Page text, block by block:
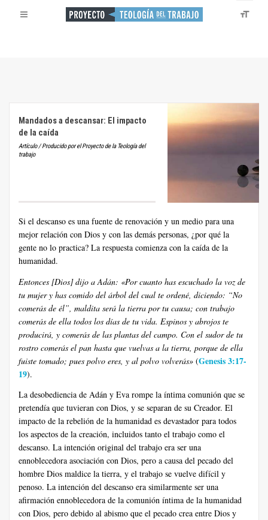
Mandados a descansar: El impacto
de la caída
Artículo / Producido por el Proyecto de la Teología del
trabajo
Si el descanso es una fuente de renovación y un medio para una
mejor relación con Dios y con las demás personas, ¿por qué la
gente no lo practica? La respuesta comienza con la caída de la
humanidad.
Entonces [Dios] dijo a Adán: «Por cuanto has escuchado la voz de
tu mujer y has comido del árbol del cual te ordené, diciendo: “No
comerás de él”, maldita será la tierra por tu causa; con trabajo
comerás de ella todos los días de tu vida. Espinos y abrojos te
producirá, y comerás de las plantas del campo. Con el sudor de tu
rostro comerás el pan hasta que vuelvas a la tierra, porque de ella
fuiste tomado; pues polvo eres, y al polvo volverás» (Genesis 3:17-
19).
La desobediencia de Adán y Eva rompe la íntima comunión que se
pretendía que tuvieran con Dios, y se separan de su Creador. El
impacto de la rebelión de la humanidad es devastador para todos
los aspectos de la creación, incluidos tanto el trabajo como el
descanso. La intención original del trabajo era ser una
ennoblecedora asociación con Dios, pero a causa del pecado del
hombre Dios maldice la tierra, y el trabajo se vuelve difícil y
penoso. La intención del descanso era similarmente ser una
afirmación ennoblecedora de la comunión íntima de la humanidad
con Dios, pero debido al abismo que el pecado crea entre Dios y